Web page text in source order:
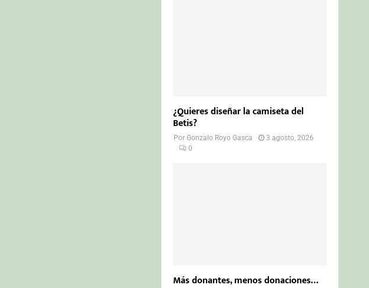
¿Quieres diseñar la camiseta del
Betis?
PorGonzalo Royo Gasca
3 agosto, 2026
0
Más donantes, menos donaciones…